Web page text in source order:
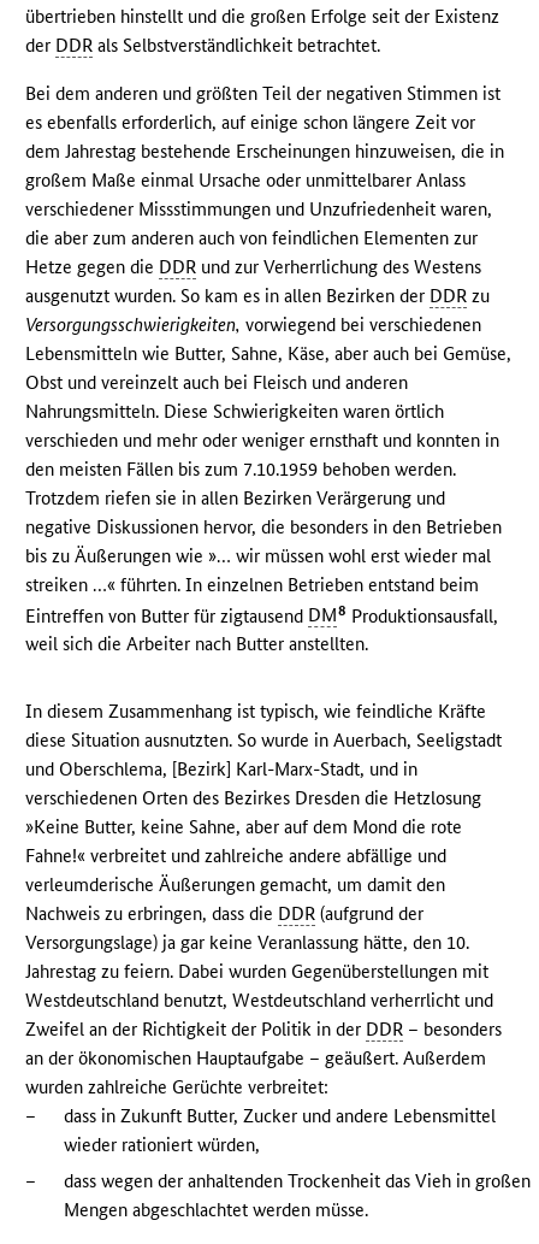
übertrieben hinstellt und die großen Erfolge seit der Existenz
der DDR als Selbstverständlichkeit betrachtet.
Bei dem anderen und größten Teil der negativen Stimmen ist
es ebenfalls erforderlich, auf einige schon längere Zeit vor
dem Jahrestag bestehende Erscheinungen hinzuweisen, die in
großem Maße einmal Ursache oder unmittelbarer Anlass
verschiedener Missstimmungen und Unzufriedenheit waren,
die aber zum anderen auch von feindlichen Elementen zur
Hetze gegen die DDR und zur Verherrlichung des Westens
ausgenutzt wurden. So kam es in allen Bezirken der DDR zu
Versorgungsschwierigkeiten, vorwiegend bei verschiedenen
Lebensmitteln wie Butter, Sahne, Käse, aber auch bei Gemüse,
Obst und vereinzelt auch bei Fleisch und anderen
Nahrungsmitteln. Diese Schwierigkeiten waren örtlich
verschieden und mehr oder weniger ernsthaft und konnten in
den meisten Fällen bis zum 7.10.1959 behoben werden.
Trotzdem riefen sie in allen Bezirken Verärgerung und
negative Diskussionen hervor, die besonders in den Betrieben
bis zu Äußerungen wie »… wir müssen wohl erst wieder mal
streiken …« führten. In einzelnen Betrieben entstand beim
Eintreffen von Butter für zigtausend DM8 Produktionsausfall,
weil sich die Arbeiter nach Butter anstellten.
In diesem Zusammenhang ist typisch, wie feindliche Kräfte
diese Situation ausnutzten. So wurde in Auerbach, Seeligstadt
und Oberschlema, [Bezirk] Karl-Marx-Stadt, und in
verschiedenen Orten des Bezirkes Dresden die Hetzlosung
»Keine Butter, keine Sahne, aber auf dem Mond die rote
Fahne!« verbreitet und zahlreiche andere abfällige und
verleumderische Äußerungen gemacht, um damit den
Nachweis zu erbringen, dass die DDR (aufgrund der
Versorgungslage) ja gar keine Veranlassung hätte, den 10.
Jahrestag zu feiern. Dabei wurden Gegenüberstellungen mit
Westdeutschland benutzt, Westdeutschland verherrlicht und
Zweifel an der Richtigkeit der Politik in der DDR – besonders
an der ökonomischen Hauptaufgabe – geäußert. Außerdem
wurden zahlreiche Gerüchte verbreitet:
–
dass in Zukunft Butter, Zucker und andere Lebensmittel
wieder rationiert würden,
–
dass wegen der anhaltenden Trockenheit das Vieh in großen
Mengen abgeschlachtet werden müsse.